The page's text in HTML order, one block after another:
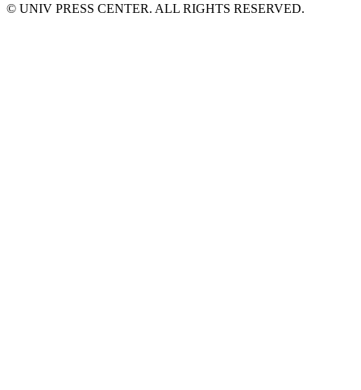
© UNIV PRESS CENTER. ALL RIGHTS RESERVED.